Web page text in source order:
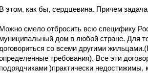
В этом, как бы, сердцевина. Причем
Можно смело отбросить всю специфику
муниципальный дом в любой стране. Для
договориться со всеми другими
требования). Все эти
подрядчиками )практически недостижимы,